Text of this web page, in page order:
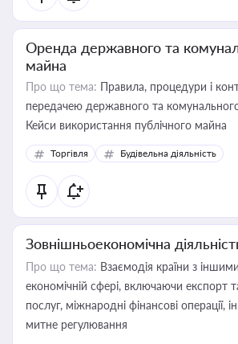
Оренда державного та
майна
Про що тема: Правила, процедури і
передачею державного та
Кейси використання публічного майна
Торгівля Будівельна діяльність
Зовнішньоекономічна
Про що тема: Взаємодія країни з
економічній сфері, включаючи експорт
послуг, міжнародні фінансові операції,
митне регулювання